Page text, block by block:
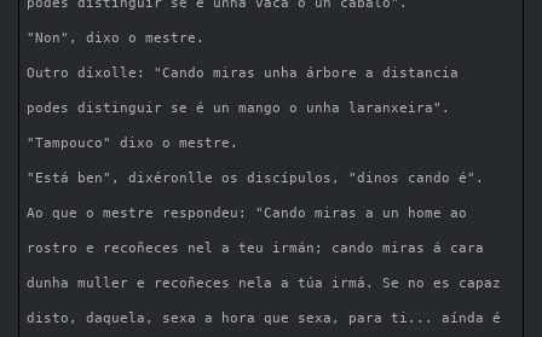
"Non", dixo o mestre.
Outro díxolle: "Cando miras unha árbore a distancia
podes distinguir se é un mango o unha laranxeira".
"Tampouco" dixo o mestre.
"Está ben", dixéronlle os discípulos, "dinos cando é".
Ao que o mestre respondeu: "Cando miras a un home ao
rostro e recoñeces nel a teu irmán; cando miras á cara
dunha muller e recoñeces nela a túa irmá. Se no es capaz
disto, daquela, sexa a hora que sexa, para ti... aínda é